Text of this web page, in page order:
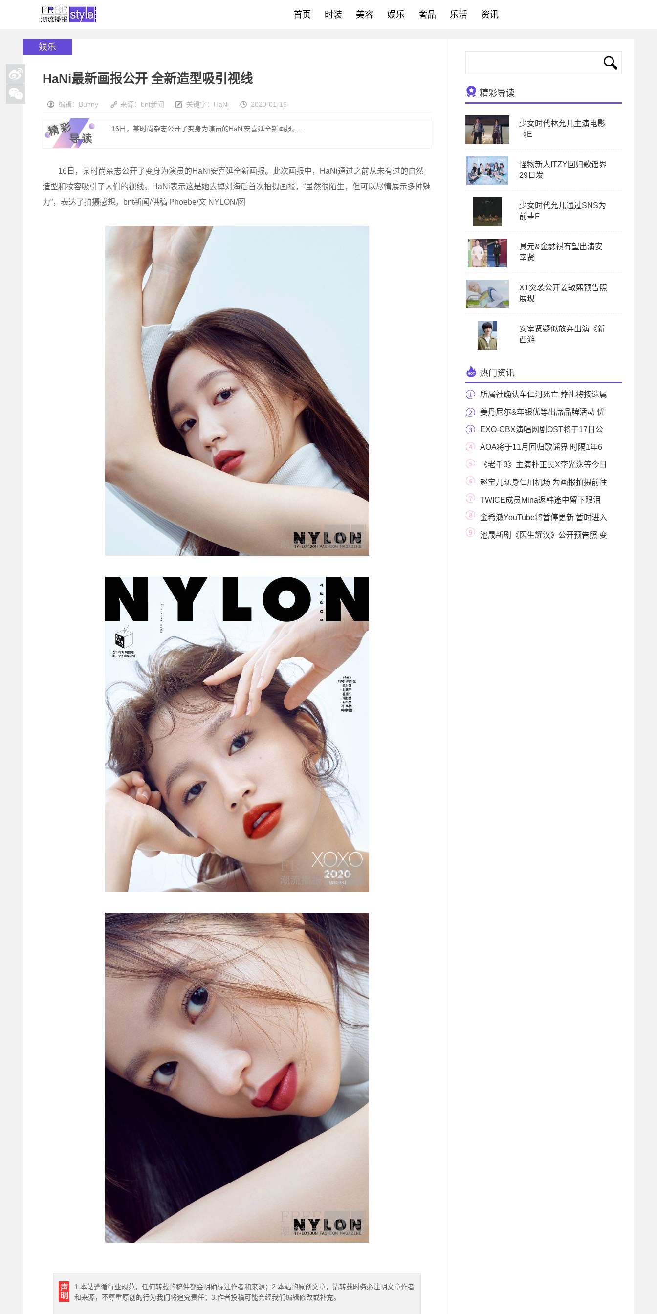
首页 时装 美容 娱乐 奢品 乐活 资讯
娱乐
HaNi最新画报公开 全新造型吸引视线
编辑：Bunny 来源：bnt新闻 关键字： HaNi 2020-01-16
16日，某时尚杂志公开了变身为演员的HaNi安喜延全新画报。...
16日，某时尚杂志公开了变身为演员的HaNi安喜延全新画报。此次画报中，HaNi通过之前从未有过的自然
造型和妆容吸引了人们的视线。HaNi表示这是她去掉刘海后首次拍摄画报，“虽然很陌生，但可以尽情展示多种魅
力”，表达了拍摄感想。bnt新闻/供稿 Phoebe/文 NYLON/图
1.本站遵循行业规范，任何转载的稿件都会明确标注作者和来源；2.本站的原创文章，请转载时务必注明文章作者
和来源，不尊重原创的行为我们将追究责任；3.作者投稿可能会经我们编辑修改或补充。
精彩导读
少女时代林允儿主演电影
《E
怪物新人ITZY回归歌谣界
29日发
少女时代允儿通过SNS为
前辈F
具元&金瑟祺有望出演安
宰贤
X1突袭公开姜敏熙预告照
展现
安宰贤疑似放弃出演《新
西游
热门资讯
所属社确认车仁河死亡 葬礼将按遗属
意愿安静举
姜丹尼尔&车银优等出席品牌活动 优
越身材显EXO-CBX演唱网剧OST将于17日公
开 已入伍成员XIUMIN嗓
AOA将于11月回归歌谣界 时隔1年6
个月发表新曲
《老千3》主演朴正民X李光洙等今日
出演《两点逃
赵宝儿现身仁川机场 为画报拍摄前往
泰国TWICE成员Mina返韩途中留下眼泪
令粉丝担心不已
金希澈YouTube将暂停更新 暂时进入
休息期池晟新剧《医生耀汉》公开预告照 变